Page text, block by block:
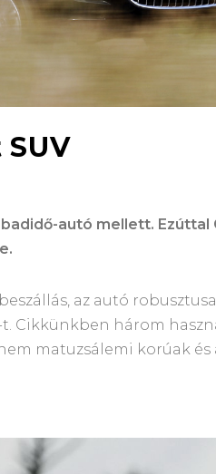
autó mellett.
az autó
t. Cikkünkben három
matuzsálemi korúak és